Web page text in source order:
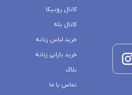
کانال روبیکا
کانال بله
خرید لباس زنانه
خرید بارانی زنانه
بلاگ
تماس با ما